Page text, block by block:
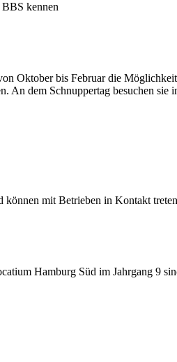
kennen
Oktober bis Februar die
An dem Schnuppertag besuchen
können mit Betrieben in Kontakt treten
Hamburg Süd im Jahrgang 9